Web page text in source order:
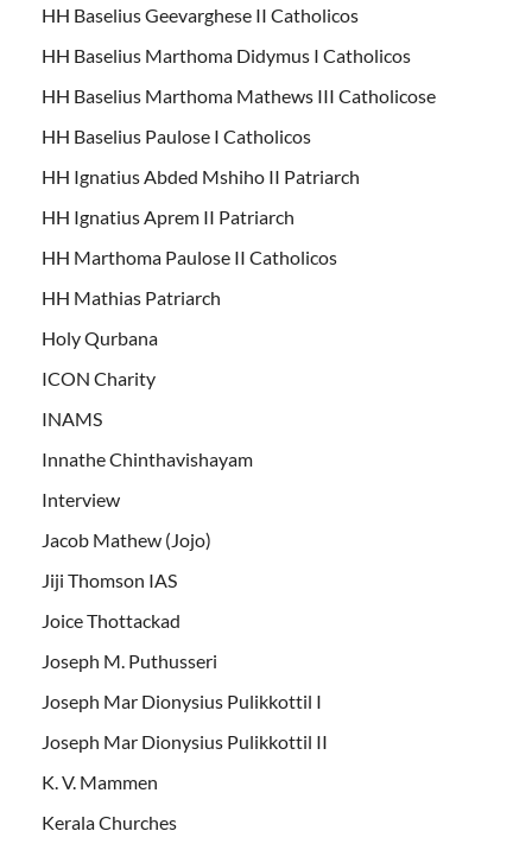
HH Baselius Geevarghese II Catholicos
HH Baselius Marthoma Didymus I Catholicos
HH Baselius Marthoma Mathews III Catholicose
HH Baselius Paulose I Catholicos
HH Ignatius Abded Mshiho II Patriarch
HH Ignatius Aprem II Patriarch
HH Marthoma Paulose II Catholicos
HH Mathias Patriarch
Holy Qurbana
ICON Charity
INAMS
Innathe Chinthavishayam
Interview
Jacob Mathew (Jojo)
Jiji Thomson IAS
Joice Thottackad
Joseph M. Puthusseri
Joseph Mar Dionysius Pulikkottil I
Joseph Mar Dionysius Pulikkottil II
K. V. Mammen
Kerala Churches